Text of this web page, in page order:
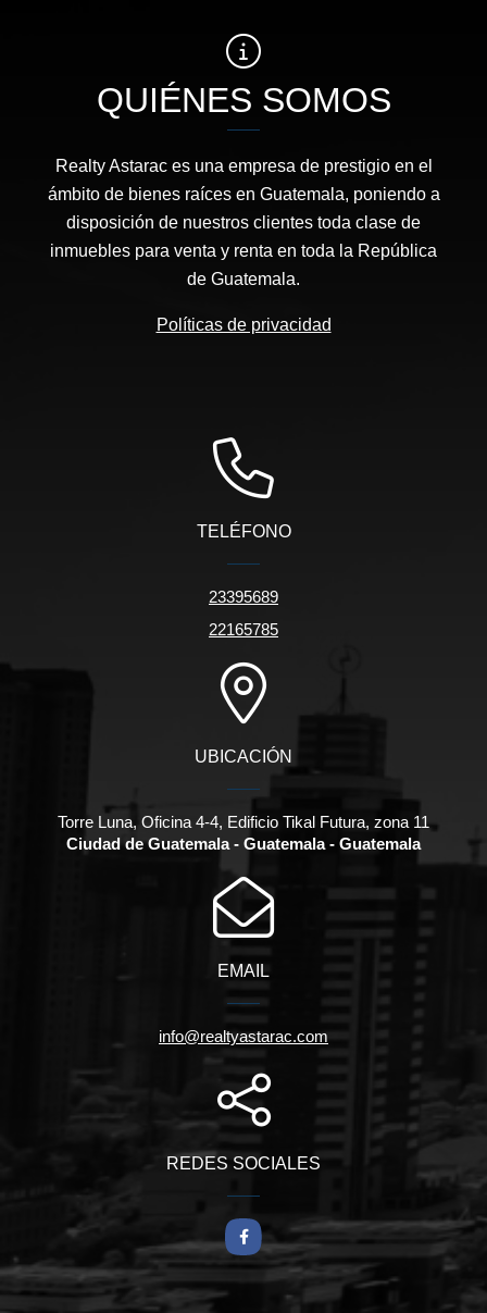
QUIÉNES SOMOS
Realty Astarac es una empresa de prestigio en el
ámbito de bienes raíces en Guatemala, poniendo a
disposición de nuestros clientes toda clase de
inmuebles para venta y renta en toda la República
de Guatemala.
Políticas de privacidad
TELÉFONO
23395689
22165785
UBICACIÓN
Torre Luna, Oficina 4-4, Edificio Tikal Futura, zona 11
Ciudad de Guatemala - Guatemala - Guatemala
EMAIL
info@realtyastarac.com
REDES SOCIALES
Facebook